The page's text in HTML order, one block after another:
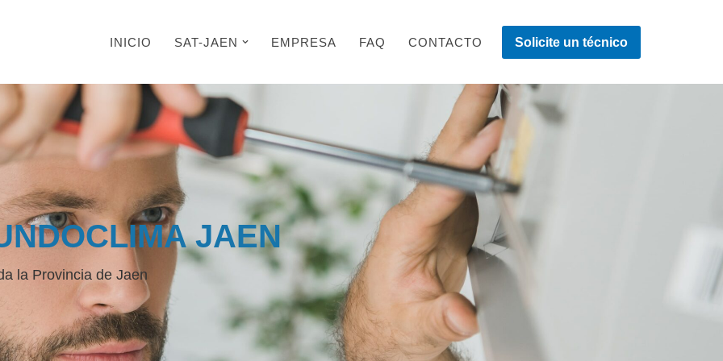
INICIO SAT-JAEN EMPRESA FAQ CONTACTO Solicite un técnico
JAEN
la Provincia de Jaen